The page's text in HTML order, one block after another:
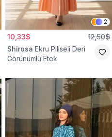
2
10,33$ 12,50$
Shirosa Ekru Piliseli Deri
Görünümlü Etek